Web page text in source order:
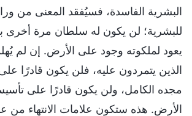
البشرية الفاسدة، فسيُفقد المعنى من
للبشرية؛ لن يكون له سلطان مرة أخرى
يعود لملكوته وجود على الأرض. إن لم
الذين يتمردون عليه، فلن يكون قادرًا
مجده الكامل، ولن يكون قادرًا على
الأرض. هذه ستكون علامات الانتهاء من